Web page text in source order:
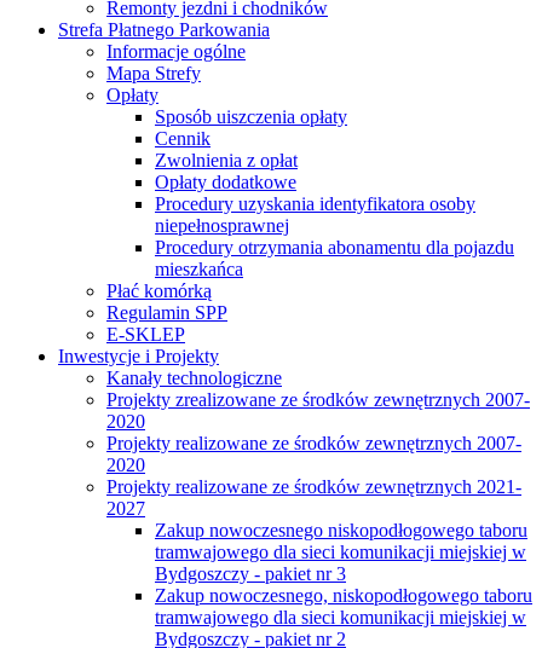
Remonty jezdni i chodników
Strefa Płatnego Parkowania
Informacje ogólne
Mapa Strefy
Opłaty
Sposób uiszczenia opłaty
Cennik
Zwolnienia z opłat
Opłaty dodatkowe
Procedury uzyskania identyfikatora osoby
niepełnosprawnej
Procedury otrzymania abonamentu dla pojazdu
mieszkańca
Płać komórką
Regulamin SPP
E-SKLEP
Inwestycje i Projekty
Kanały technologiczne
Projekty zrealizowane ze środków zewnętrznych 2007-
2020
Projekty realizowane ze środków zewnętrznych 2007-
2020
Projekty realizowane ze środków zewnętrznych 2021-
2027
Zakup nowoczesnego niskopodłogowego taboru
tramwajowego dla sieci komunikacji miejskiej w
Bydgoszczy - pakiet nr 3
Zakup nowoczesnego, niskopodłogowego taboru
tramwajowego dla sieci komunikacji miejskiej w
Bydgoszczy - pakiet nr 2